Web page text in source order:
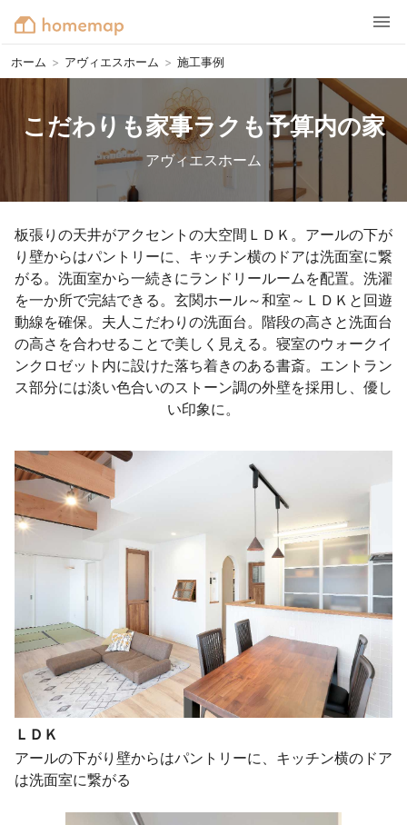
ホーム > アヴィエスホーム > 施工事例
こだわりも家事ラクも予算内の家
アヴィエスホーム
板張りの天井がアクセントの大空間ＬＤＫ。アールの下が
り壁からはパントリーに、キッチン横のドアは洗面室に繋
がる。洗面室から一続きにランドリールームを配置。洗濯
を一か所で完結できる。玄関ホール～和室～ＬＤＫと回遊
動線を確保。夫人こだわりの洗面台。階段の高さと洗面台
の高さを合わせることで美しく見える。寝室のウォークイ
ンクロゼット内に設けた落ち着きのある書斎。エントラン
ス部分には淡い色合いのストーン調の外壁を採用し、優し
い印象に。
ＬＤＫ
アールの下がり壁からはパントリーに、キッチン横のドア
は洗面室に繋がる